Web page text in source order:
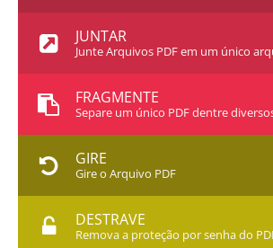
JUNTAR
Junte Arquivos PDF em um único
FRAGMENTE
Separe um único PDF dentre
GIRE
Gire o Arquivo PDF
DESTRAVE
Remova a proteção por senha do